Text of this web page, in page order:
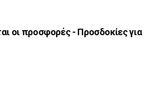
οι προσφορές - Προσδοκίες για